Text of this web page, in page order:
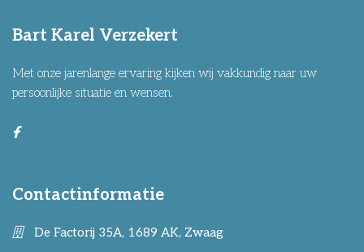
Bart Karel Verzekert
Met onze jarenlange ervaring kijken wij vakkundig naar uw
persoonlijke situatie en wensen.
Contactinformatie
De Factorij 35A, 1689 AK, Zwaag